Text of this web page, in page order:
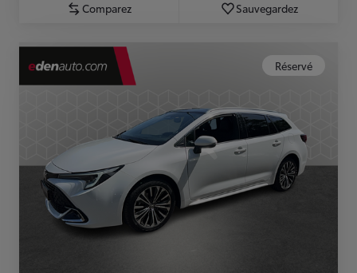
Comparez Sauvegardez
Réservé